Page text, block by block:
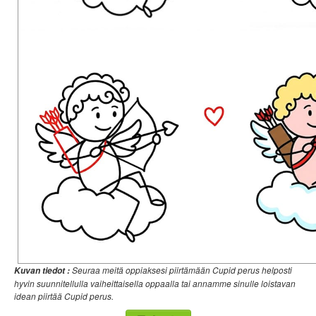
Kuvan tiedot :Seuraa meitä oppiaksesi piirtämään Cupid perus helposti
hyvin suunnitellulla vaiheittaisella oppaalla tai annamme sinulle loistavan
idean piirtää Cupid perus.